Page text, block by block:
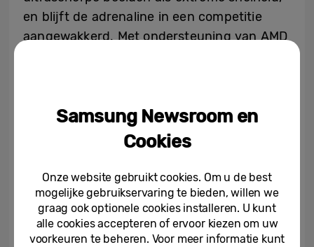
en blijft de adrenaline in een competitie
aangewakkerd. Met ondersteuning van AMD
eruitspringt en elk moment responsief
Odyssey G8: een keuze in hoge resolutie
voor 6K, 5K en OLED
De Odyssey G8-serie wordt in 2026
uitgebreid met drie verschillende modellen,
Samsung Newsroom en
Cookies
Onze website gebruikt cookies. Om u de best
mogelijke gebruikservaring te bieden, willen we
graag ook optionele cookies installeren. U kunt
alle cookies accepteren of ervoor kiezen om uw
voorkeuren te beheren. Voor meer informatie kunt